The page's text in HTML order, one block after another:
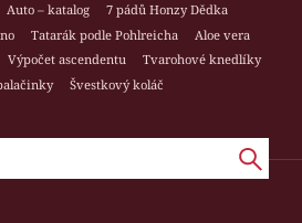
Auto – katalog
7 pádů Honzy Dědka
Tatarák podle Pohlreicha
Aloe vera
Výpočet ascendentu
Tvarohové knedlíky
Švestkový koláč